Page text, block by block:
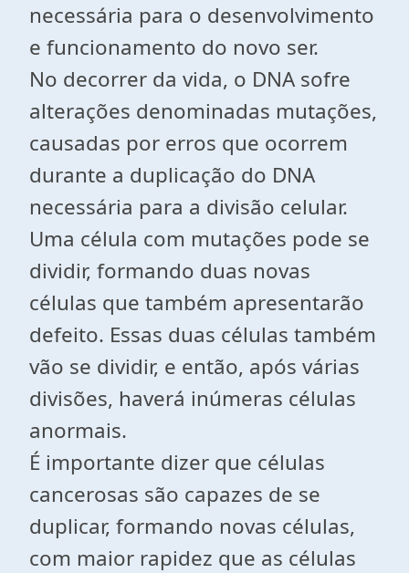
necessária para o desenvolvimento
e funcionamento do novo ser.
No decorrer da vida, o DNA sofre
alterações denominadas mutações,
causadas por erros que ocorrem
durante a duplicação do DNA
necessária para a divisão celular.
Uma célula com mutações pode se
dividir, formando duas novas
células que também apresentarão
defeito. Essas duas células também
vão se dividir, e então, após várias
divisões, haverá inúmeras células
anormais.
É importante dizer que células
cancerosas são capazes de se
duplicar, formando novas células,
com maior rapidez que as células